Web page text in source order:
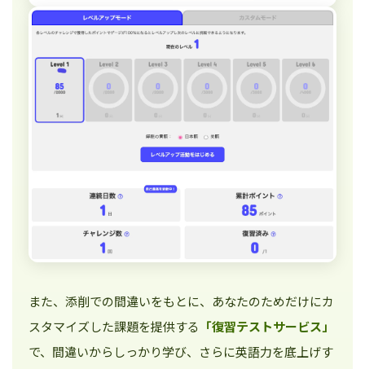
また、添削での間違いをもとに、あなたのためだけにカ
スタマイズした課題を提供する 「復習テストサービス」
で、間違いからしっかり学び、さらに英語力を底上げす